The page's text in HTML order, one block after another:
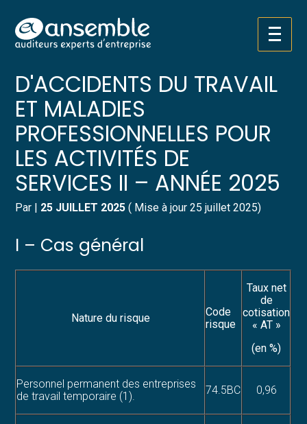
Aller
au
Créer et reprendre une activité
Gérer votre quotidien
Piloter votre entreprise
Développer votre entreprise
Construire votre patrimoine
Structurer votre croissance
Être prêt pour la facturation
Pilotez votre gestion
Suivre votre comptabilité
Gérer vos ressources humaines
Dématérialiser vos documents
TARIF DES COTISATIONS
D'ACCIDENTS DU TRAVAIL
ET MALADIES
PROFESSIONNELLES POUR
LES ACTIVITÉS DE
SERVICES II – ANNÉE 2025
Par | 25 JUILLET 2025 ( Mise à jour 25 juillet 2025)
I – Cas général
Nature du risque
Code
risque
Taux net
de
cotisation
« AT »
(en %)
Personnel permanent des entreprises
de travail temporaire (1).
74.5BC 0,96